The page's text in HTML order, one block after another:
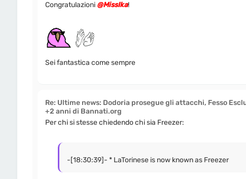
Congratulazioni @MissIka!
Sei fantastica come sempre
Re: Ultime news: Dodoria prosegue gli attacchi, Fesso
+2 anni di Bannati.org
Per chi si stesse chiedendo chi sia Freezer:
-[18:30:39]- * LaTorinese is now known as Freezer